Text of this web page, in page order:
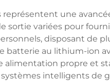
représentent une
sortie variées pour
disposant de
au lithium-ion
propre et
intelligents de